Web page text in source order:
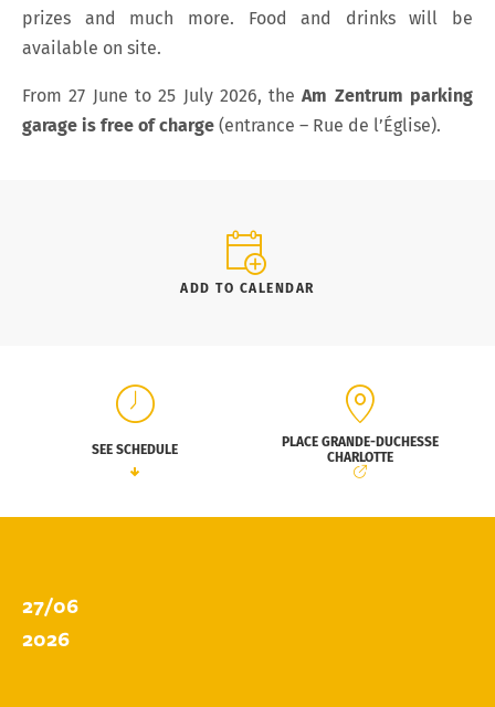
prizes and much more. Food and drinks will be
available on site.
From 27 June to 25 July 2026, theAm Zentrum parking
garage is free of charge (entrance – Rue de l’Église).
ADD TO CALENDAR
SEE SCHEDULE
PLACE GRANDE-DUCHESSE
CHARLOTTE
27/06
2026